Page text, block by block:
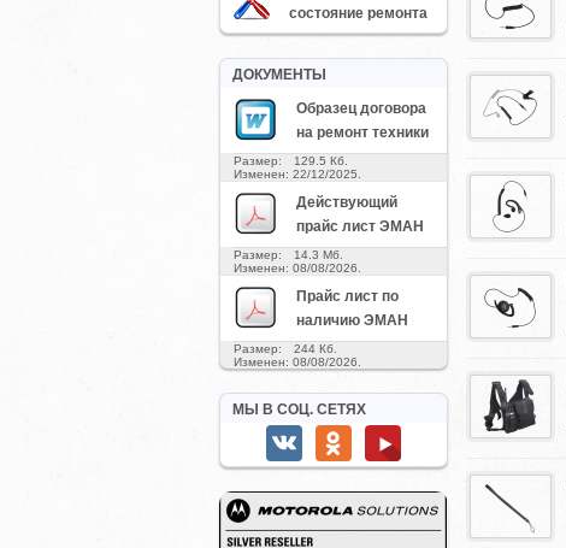
состояние ремонта
ДОКУМЕНТЫ
Образец договора
на ремонт техники
Размер: 129.5 Кб.
Изменен: 22/12/2025.
Действующий
прайс лист ЭМАН
Размер: 14.3 Мб.
Изменен: 08/08/2026.
Прайс лист по
наличию ЭМАН
Размер: 244 Кб.
Изменен: 08/08/2026.
МЫ В СОЦ. СЕТЯХ